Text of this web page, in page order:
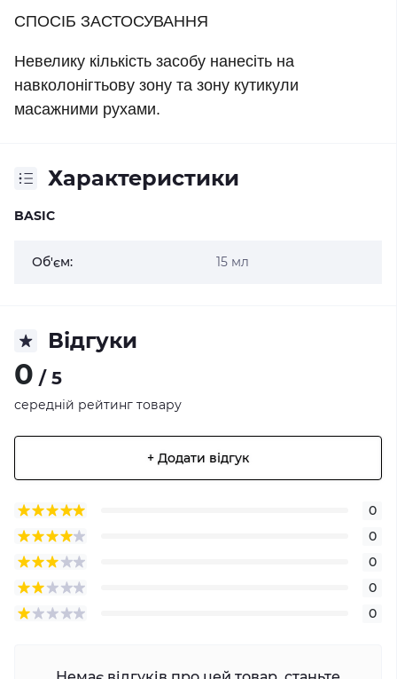
СПОСІБ ЗАСТОСУВАННЯ
Невелику кількість засобу нанесіть на
навколонігтьову зону та зону кутикули
масажними рухами.
Характеристики
BASIC
Об'єм: 15 мл
Відгуки
0 / 5
середній рейтинг товару
+ Додати відгук
0
0
0
0
0